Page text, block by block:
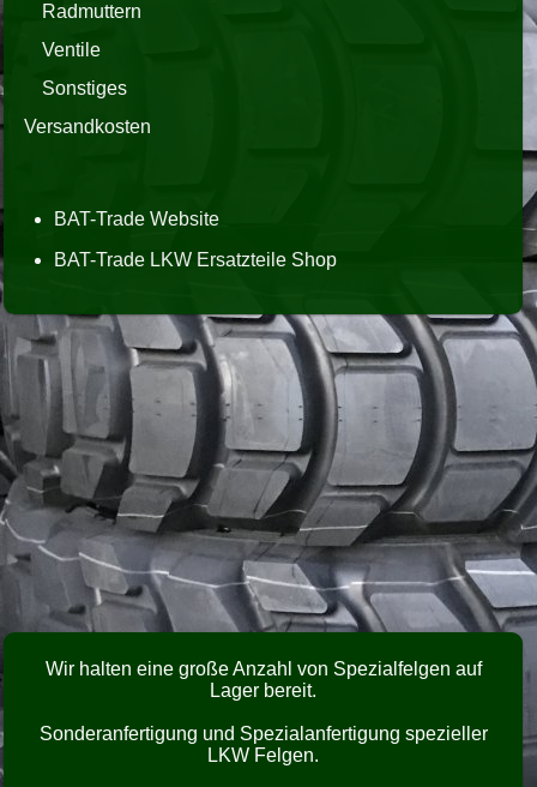
Radmuttern
Ventile
Sonstiges
Versandkosten
BAT-Trade Website
BAT-Trade LKW Ersatzteile Shop
Wir halten eine große Anzahl von Spezialfelgen auf
Lager bereit.
Sonderanfertigung und Spezialanfertigung spezieller
LKW Felgen.